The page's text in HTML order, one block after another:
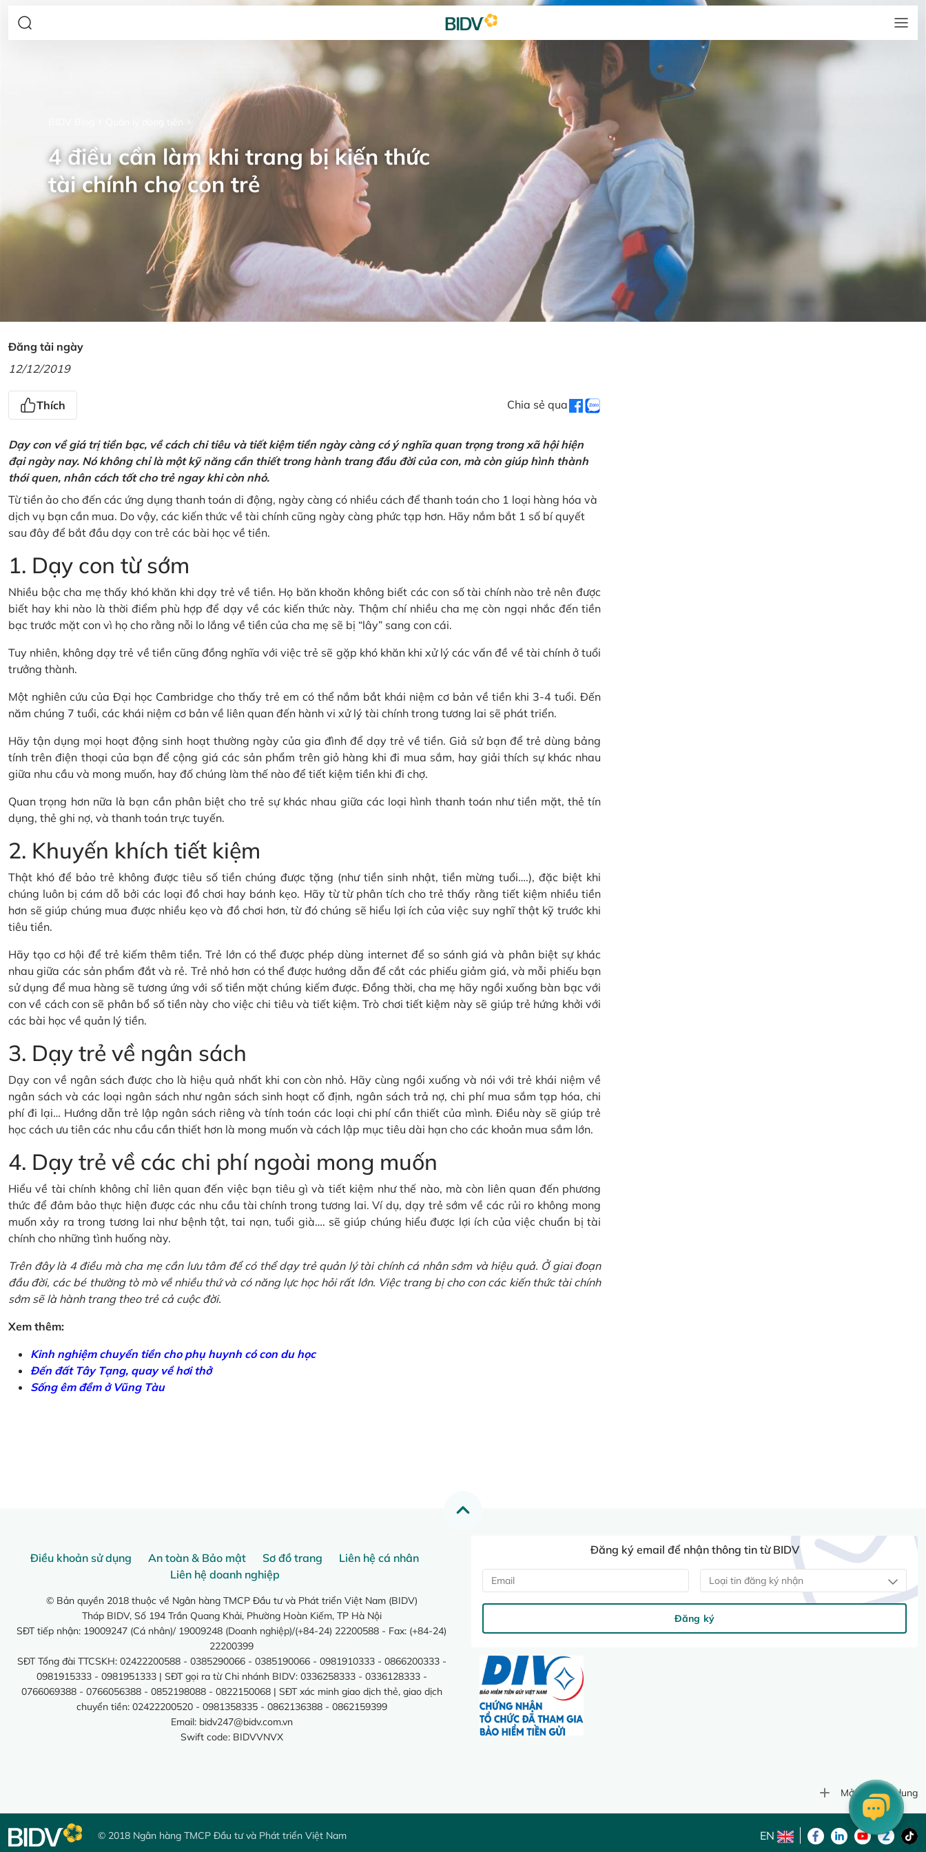
4 điều cần làm khi trang bị kiến thức
tài chính cho con trẻ
Đăng tải ngày
12/12/2019
Thích Chia sẻ qua
Dạy con về giá trị tiền bạc, về cách chi tiêu và tiết kiệm tiền ngày càng có ý nghĩa quan trọng trong xã hội hiện
đại ngày nay. Nó không chỉ là một kỹ năng cần thiết trong hành trang đầu đời của con, mà còn giúp hình thành
thói quen, nhân cách tốt cho trẻ ngay khi còn nhỏ.
Từ tiền ảo cho đến các ứng dụng thanh toán di động, ngày càng có nhiều cách để thanh toán cho 1 loại hàng hóa và
dịch vụ bạn cần mua. Do vậy, các kiến thức về tài chính cũng ngày càng phức tạp hơn. Hãy nắm bắt 1 số bí quyết
sau đây để bắt đầu dạy con trẻ các bài học về tiền.
1. Dạy con từ sớm
Nhiều bậc cha mẹ thấy khó khăn khi dạy trẻ về tiền. Họ băn khoăn không biết các con số tài chính nào trẻ nên được
biết hay khi nào là thời điểm phù hợp để dạy về các kiến thức này. Thậm chí nhiều cha mẹ còn ngại nhắc đến tiền
bạc trước mặt con vì họ cho rằng nỗi lo lắng về tiền của cha mẹ sẽ bị “lây” sang con cái.
Tuy nhiên, không dạy trẻ về tiền cũng đồng nghĩa với việc trẻ sẽ gặp khó khăn khi xử lý các vấn đề về tài chính ở tuổi
trưởng thành.
Một nghiên cứu của Đại học Cambridge cho thấy trẻ em có thể nắm bắt khái niệm cơ bản về tiền khi 3-4 tuổi. Đến
năm chúng 7 tuổi, các khái niệm cơ bản về liên quan đến hành vi xử lý tài chính trong tương lai sẽ phát triển.
Hãy tận dụng mọi hoạt động sinh hoạt thường ngày của gia đình để dạy trẻ về tiền. Giả sử bạn để trẻ dùng bảng
tính trên điện thoại của bạn để cộng giá các sản phẩm trên giỏ hàng khi đi mua sắm, hay giải thích sự khác nhau
giữa nhu cầu và mong muốn, hay đố chúng làm thế nào để tiết kiệm tiền khi đi chợ.
Quan trọng hơn nữa là bạn cần phân biệt cho trẻ sự khác nhau giữa các loại hình thanh toán như tiền mặt, thẻ tín
dụng, thẻ ghi nợ, và thanh toán trực tuyến.
2. Khuyến khích tiết kiệm
Thật khó để bảo trẻ không được tiêu số tiền chúng được tặng (như tiền sinh nhật, tiền mừng tuổi….), đặc biệt khi
chúng luôn bị cám dỗ bởi các loại đồ chơi hay bánh kẹo. Hãy từ từ phân tích cho trẻ thấy rằng tiết kiệm nhiều tiền
hơn sẽ giúp chúng mua được nhiều kẹo và đồ chơi hơn, từ đó chúng sẽ hiểu lợi ích của việc suy nghĩ thật kỹ trước khi
tiêu tiền.
Hãy tạo cơ hội để trẻ kiếm thêm tiền. Trẻ lớn có thể được phép dùng internet để so sánh giá và phân biệt sự khác
nhau giữa các sản phẩm đắt và rẻ. Trẻ nhỏ hơn có thể được hướng dẫn để cắt các phiếu giảm giá, và mỗi phiếu bạn
sử dụng để mua hàng sẽ tương ứng với số tiền mặt chúng kiếm được. Đồng thời, cha mẹ hãy ngồi xuống bàn bạc với
con về cách con sẽ phân bổ số tiền này cho việc chi tiêu và tiết kiệm. Trò chơi tiết kiệm này sẽ giúp trẻ hứng khởi với
các bài học về quản lý tiền.
3. Dạy trẻ về ngân sách
Dạy con về ngân sách được cho là hiệu quả nhất khi con còn nhỏ. Hãy cùng ngồi xuống và nói với trẻ khái niệm về
ngân sách và các loại ngân sách như ngân sách sinh hoạt cố định, ngân sách trả nợ, chi phí mua sắm tạp hóa, chi
phí đi lại… Hướng dẫn trẻ lập ngân sách riêng và tính toán các loại chi phí cần thiết của mình. Điều này sẽ giúp trẻ
học cách ưu tiên các nhu cầu cần thiết hơn là mong muốn và cách lập mục tiêu dài hạn cho các khoản mua sắm lớn.
4. Dạy trẻ về các chi phí ngoài mong muốn
Hiểu về tài chính không chỉ liên quan đến việc bạn tiêu gì và tiết kiệm như thế nào, mà còn liên quan đến phương
thức để đảm bảo thực hiện được các nhu cầu tài chính trong tương lai. Ví dụ, dạy trẻ sớm về các rủi ro không mong
muốn xảy ra trong tương lai như bệnh tật, tai nạn, tuổi già…. sẽ giúp chúng hiểu được lợi ích của việc chuẩn bị tài
chính cho những tình huống này.
Trên đây là 4 điều mà cha mẹ cần lưu tâm để có thể dạy trẻ quản lý tài chính cá nhân sớm và hiệu quả. Ở giai đoạn
đầu đời, các bé thường tò mò về nhiều thứ và có năng lực học hỏi rất lớn. Việc trang bị cho con các kiến thức tài chính
sớm sẽ là hành trang theo trẻ cả cuộc đời.
Xem thêm:
Kinh nghiệm chuyển tiền cho phụ huynh có con du học
Đến đất Tây Tạng, quay về hơi thở
Sống êm đềm ở Vũng Tàu
Điều khoản sử dụng An toàn & Bảo mật Sơ đồ trang
Liên hệ cá nhân
Liên hệ doanh nghiệp
© Bản quyền 2018 thuộc về Ngân hàng TMCP Đầu tư và Phát triển Việt Nam (BIDV)
Tháp BIDV, Số 194 Trần Quang Khải, Phường Hoàn Kiếm, TP Hà Nội
SĐT tiếp nhận: 19009247 (Cá nhân)/ 19009248 (Doanh nghiệp)/(+84-24) 22200588 - Fax: (+84-24)
22200399
SĐT Tổng đài TTCSKH: 02422200588 - 0385290066 - 0385190066 - 0981910333 - 0866200333 -
0981915333 - 0981951333 | SĐT gọi ra từ Chi nhánh BIDV: 0336258333 - 0336128333 -
0766069388 - 0766056388 - 0852198088 - 0822150068 | SĐT xác minh giao dịch thẻ, giao dịch
chuyển tiền: 02422200520 - 0981358335 - 0862136388 - 0862159399
Email: bidv247@bidv.com.vn
Swift code: BIDVVNVX
Đăng ký email để nhận thông tin từ BIDV
Loại tin đăng ký nhận
Đăng ký
Mở rộng nội dung
© 2018 Ngân hàng TMCP Đầu tư và Phát triển Việt Nam EN